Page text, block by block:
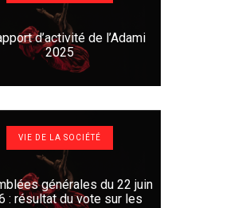
d’activité de l’Adami
2025
VIE DE LA SOCIÉTÉ
générales du 22 juin
: résultat du vote sur les